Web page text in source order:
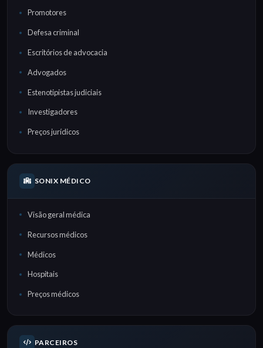
Promotores
Defesa criminal
Escritórios de advocacia
Advogados
Estenotipistas judiciais
Investigadores
Preços jurídicos
SONIX MÉDICO
Visão geral médica
Recursos médicos
Médicos
Hospitais
Preços médicos
PARCEIROS